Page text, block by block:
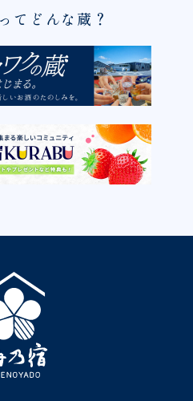
てどんな蔵？